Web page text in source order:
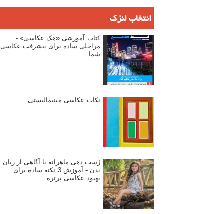
انتخاب لنزک
کتاب آموزشی «هک عکاسی» -
مراحلی ساده برای پیشرفت عکاسی
شما
نکات عکاسی مینیمالیستی
ژست دهی ماهرانه با آگاهی از زبان
بدن - آموزش 3 نکته ساده برای
بهبود عکاسی پرتره